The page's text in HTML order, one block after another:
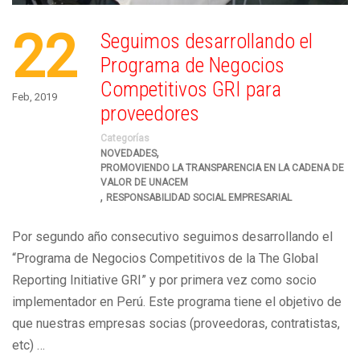
22
Feb, 2019
Seguimos desarrollando el
Programa de Negocios
Competitivos GRI para
proveedores
Categorías
NOVEDADES,
PROMOVIENDO LA TRANSPARENCIA EN LA CADENA DE
VALOR DE UNACEM
, RESPONSABILIDAD SOCIAL EMPRESARIAL
Por segundo año consecutivo seguimos desarrollando el
“Programa de Negocios Competitivos de la The Global
Reporting Initiative GRI” y por primera vez como socio
implementador en Perú. Este programa tiene el objetivo de
que nuestras empresas socias (proveedoras, contratistas,
etc) …